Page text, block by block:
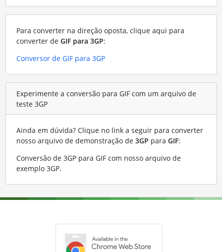
Para converter na direção oposta, clique aqui para
converter de GIF para 3GP:
Conversor de GIF para 3GP
Experimente a conversão para GIF com um arquivo de
teste 3GP
Ainda em dúvida? Clique no link a seguir para converter
nosso arquivo de demonstração de 3GP para GIF:
Conversão de 3GP para GIF com nosso arquivo de
exemplo 3GP.